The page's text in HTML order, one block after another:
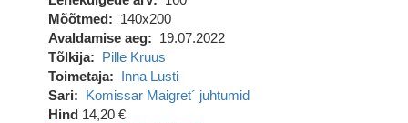
Mõõtmed
140x200
Avaldamise aeg
19.07.2022
Tõlkija
Pille Kruus
Toimetaja
Inna Lusti
Sari
Komissar Maigret´ juhtumid
Hind 14,20 €